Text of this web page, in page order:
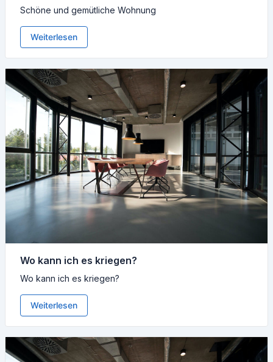
Schöne und gemütliche Wohnung
Weiterlesen
Wo kann ich es kriegen?
Wo kann ich es kriegen?
Weiterlesen